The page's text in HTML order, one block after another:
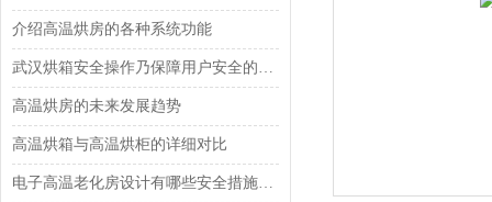
介绍高温烘房的各种系统功能
武汉烘箱安全操作乃保障用户安全的必备措施
高温烘房的未来发展趋势
高温烘箱与高温烘柜的详细对比
电子高温老化房设计有哪些安全措施呢？